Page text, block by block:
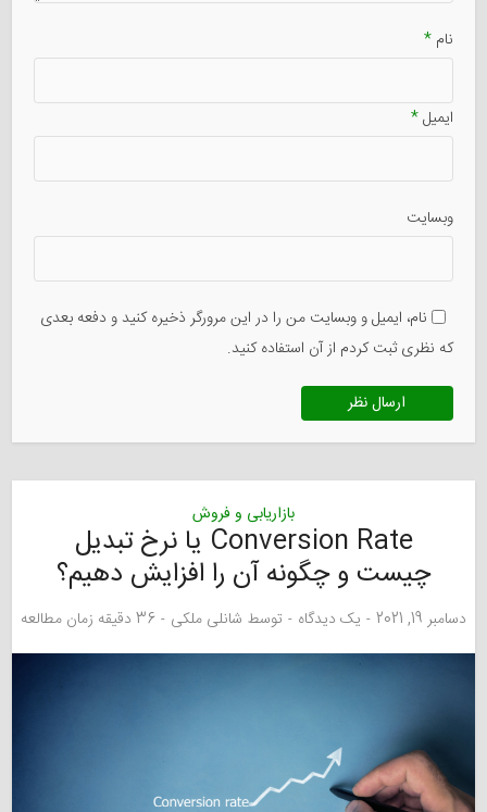
نام*
ایمیل*
وبسایت
نام، ایمیل و وبسایت من را در این مرورگر ذخیره کنید و دفعه بعدی
که نظری ثبت کردم از آن استفاده کنید.
بازاریابی و فروش
Conversion Rate یا نرخ تبدیل
چیست و چگونه آن را افزایش دهیم؟
دسامبر 19, 2021 یک دیدگاه توسط شانلی ملکی 36 دقیقه زمان مطالعه